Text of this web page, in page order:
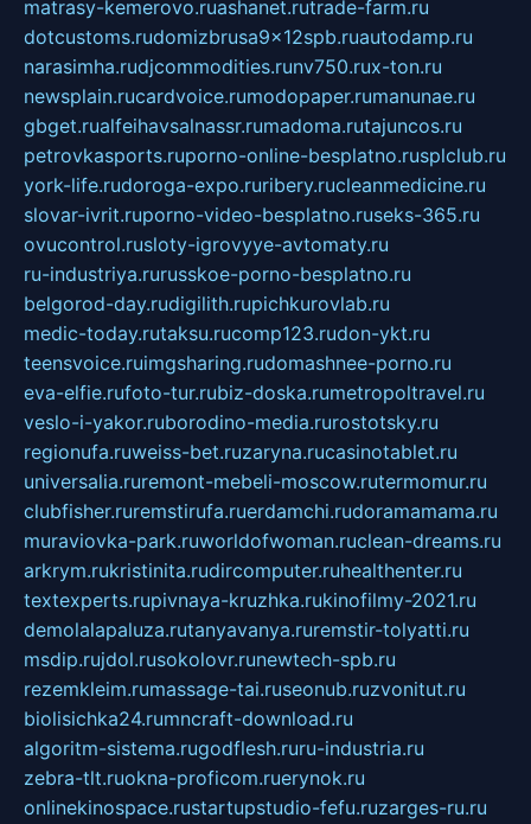
matrasy-kemerovo.ruashanet.rutrade-farm.ru
dotcustoms.rudomizbrusa9x12spb.ruautodamp.ru
narasimha.rudjcommodities.runv750.rux-ton.ru
newsplain.rucardvoice.rumodopaper.rumanunae.ru
gbget.rualfeihavsalnassr.rumadoma.rutajuncos.ru
petrovkasports.ruporno-online-besplatno.rusplclub.ru
york-life.rudoroga-expo.ruribery.rucleanmedicine.ru
slovar-ivrit.ruporno-video-besplatno.ruseks-365.ru
ovucontrol.rusloty-igrovyye-avtomaty.ru
ru-industriya.rurusskoe-porno-besplatno.ru
belgorod-day.rudigilith.rupichkurovlab.ru
medic-today.rutaksu.rucomp123.rudon-ykt.ru
teensvoice.ruimgsharing.rudomashnee-porno.ru
eva-elfie.rufoto-tur.rubiz-doska.rumetropoltravel.ru
veslo-i-yakor.ruborodino-media.rurostotsky.ru
regionufa.ruweiss-bet.ruzaryna.rucasinotablet.ru
universalia.ruremont-mebeli-moscow.rutermomur.ru
clubfisher.ruremstirufa.ruerdamchi.rudoramamama.ru
muraviovka-park.ruworldofwoman.ruclean-dreams.ru
arkrym.rukristinita.rudircomputer.ruhealthenter.ru
textexperts.rupivnaya-kruzhka.rukinofilmy-2021.ru
demolalapaluza.rutanyavanya.ruremstir-tolyatti.ru
msdip.rujdol.rusokolovr.runewtech-spb.ru
rezemkleim.rumassage-tai.ruseonub.ruzvonitut.ru
biolisichka24.rumncraft-download.ru
algoritm-sistema.rugodflesh.ruru-industria.ru
zebra-tlt.ruokna-proficom.ruerynok.ru
onlinekinospace.rustartupstudio-fefu.ruzarges-ru.ru